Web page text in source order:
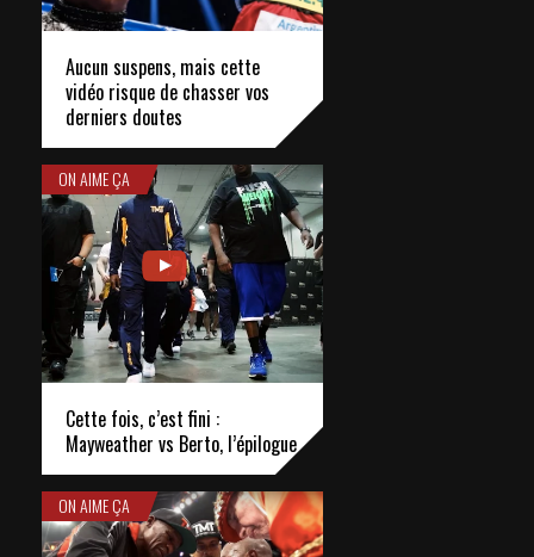
Aucun suspens, mais cette
vidéo risque de chasser vos
derniers doutes
ON AIME ÇA
Cette fois, c’est fini :
Mayweather vs Berto, l’épilogue
ON AIME ÇA